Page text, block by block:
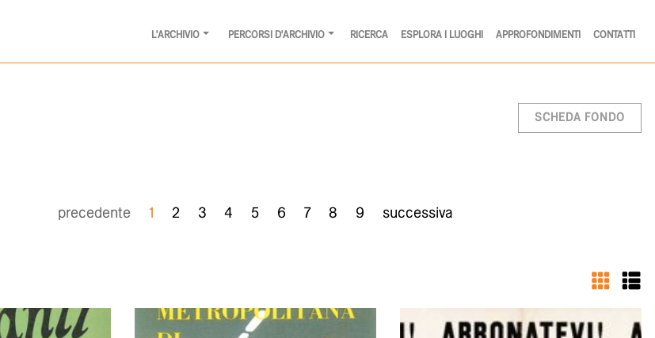
L'ARCHIVIO PERCORSI D'ARCHIVIO RICERCA ESPLORA I LUOGHI APPROFONDIMENTI CONTATTI
SCHEDA FONDO
precedente 1 2 3 4 5 6 7 8 9 successiva